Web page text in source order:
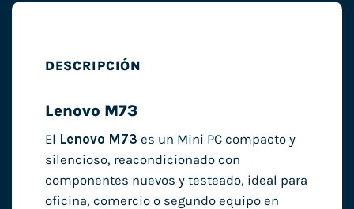
DESCRIPCIÓN
Lenovo M73
El Lenovo M73 es un Mini PC compacto y
silencioso, reacondicionado con
componentes nuevos y testeado, ideal para
oficina, comercio o segundo equipo en